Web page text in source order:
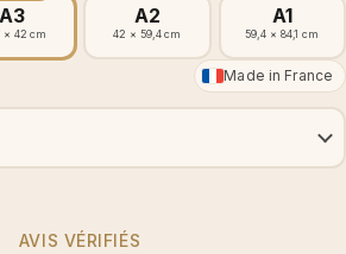
A3
× 42 cm
A2
42 × 59,4 cm
A1
59,4 × 84,1 cm
Made in France
AVIS VÉRIFIÉS